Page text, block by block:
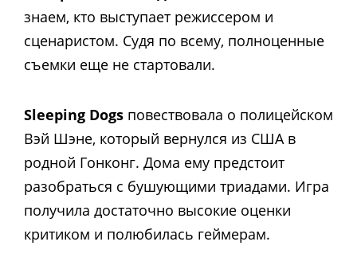
знаем, кто выступает режиссером и
сценаристом. Судя по всему, полноценные
съемки еще не стартовали.
Sleeping Dogs повествовала о полицейском
Вэй Шэне, который вернулся из США в
родной Гонконг. Дома ему предстоит
разобраться с бушующими триадами. Игра
получила достаточно высокие оценки
критиком и полюбилась геймерам.